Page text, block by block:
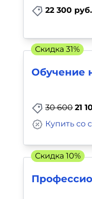
22 300 руб.
Обучение
30 600 21
Купить со
Скидка 31%
Скидка 10%